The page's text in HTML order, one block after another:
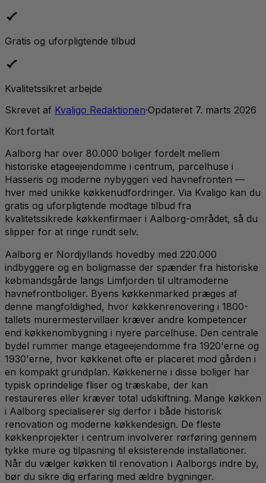
Gratis og uforpligtende tilbud
Kvalitetssikret arbejde
Skrevet af Kvaligo Redaktionen·Opdateret 7. marts 2026
Kort fortalt
Aalborg har over 80.000 boliger fordelt mellem
historiske etageejendomme i centrum, parcelhuse i
Hasseris og moderne nybyggeri ved havnefronten —
hver med unikke køkkenudfordringer. Via Kvaligo kan du
gratis og uforpligtende modtage tilbud fra
kvalitetssikrede køkkenfirmaer i Aalborg-området, så du
slipper for at ringe rundt selv.
Aalborg er Nordjyllands hovedby med 220.000
indbyggere og en boligmasse der spænder fra historiske
købmandsgårde langs Limfjorden til ultramoderne
havnefrontboliger. Byens køkkenmarked præges af
denne mangfoldighed, hvor køkkenrenovering i 1800-
tallets murermestervillaer kræver andre kompetencer
end køkkenombygning i nyere parcelhuse. Den centrale
bydel rummer mange etageejendomme fra 1920'erne og
1930'erne, hvor køkkenet ofte er placeret mod gården i
en kompakt grundplan. Køkkenerne i disse boliger har
typisk oprindelige fliser og træskabe, der kan
restaureres eller kræver total udskiftning. Mange køkken
i Aalborg specialiserer sig derfor i både historisk
renovation og moderne køkkendesign. De fleste
køkkenprojekter i centrum involverer rørføring gennem
tykke mure og tilpasning til eksisterende installationer.
Når du vælger køkken til renovation i Aalborgs indre by,
bør du sikre dig erfaring med ældre bygninger.